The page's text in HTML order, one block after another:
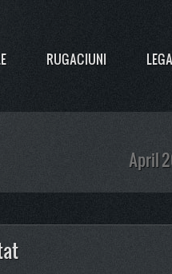
RUGACIUNI
April